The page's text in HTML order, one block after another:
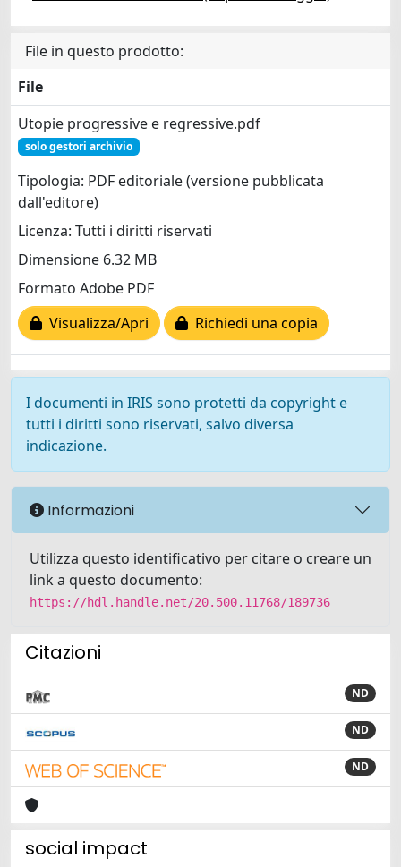
File in questo prodotto:
File
Utopie progressive e regressive.pdf
solo gestori archivio
Tipologia: PDF editoriale (versione pubblicata
dall'editore)
Licenza: Tutti i diritti riservati
Dimensione 6.32 MB
Formato Adobe PDF
Visualizza/Apri
Richiedi una copia
I documenti in IRIS sono protetti da copyright e
tutti i diritti sono riservati, salvo diversa
indicazione.
Informazioni
Utilizza questo identificativo per citare o creare un
link a questo documento:
https://hdl.handle.net/20.500.11768/189736
Citazioni
ND
ND
ND
social impact